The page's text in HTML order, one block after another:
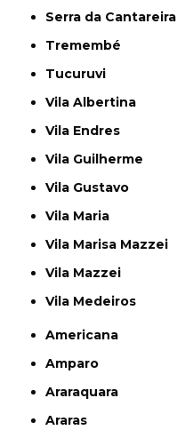
Serra da Cantareira
Tremembé
Tucuruvi
Vila Albertina
Vila Endres
Vila Guilherme
Vila Gustavo
Vila Maria
Vila Marisa Mazzei
Vila Mazzei
Vila Medeiros
Americana
Amparo
Araraquara
Araras